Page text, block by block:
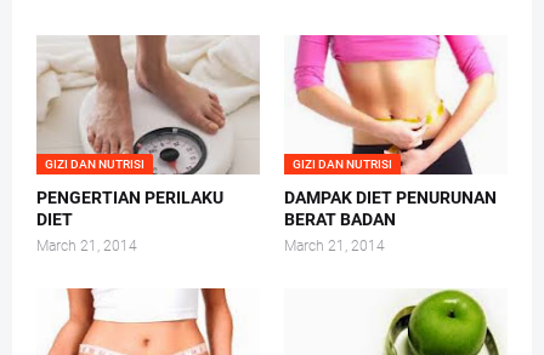
GIZI DAN NUTRISI
PENGERTIAN PERILAKU
DIET
March 21, 2014
GIZI DAN NUTRISI
DAMPAK DIET PENURUNAN
BERAT BADAN
March 21, 2014